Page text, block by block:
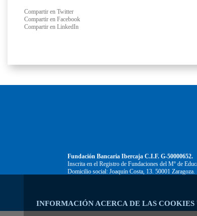
INFORMACIÓN ACERCA DE LAS
Compartir en Twitter
Compartir en Facebook
Compartir en LinkedIn
Fundación Bancaria Ibercaja C.I.F. G-50000652.
Inscrita en el Registro de Fundaciones del Mº de
Domicilio social: Joaquín Costa, 13. 50001 Zaragoza.